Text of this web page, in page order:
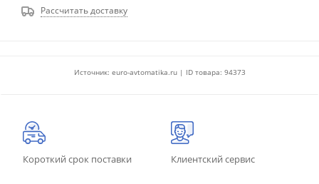
Рассчитать доставку
Источник: euro-avtomatika.ru | ID товара: 94373
Короткий срок поставки Клиентский сервис